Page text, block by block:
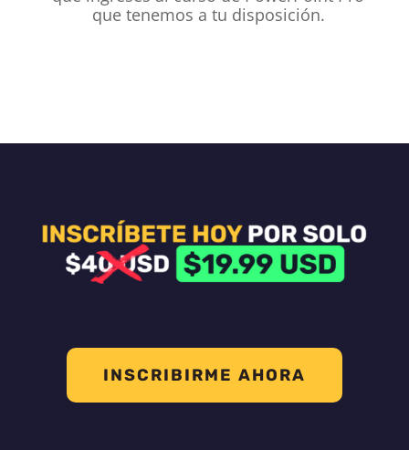
que tenemos a tu disposición.
INSCRIBIRME AHORA